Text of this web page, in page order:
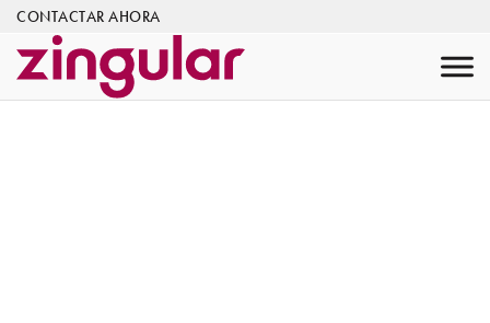
CONTACTAR AHORA